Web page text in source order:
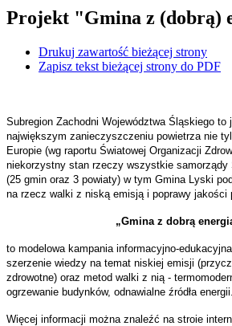
Projekt "Gmina z (dobrą)
Drukuj zawartość bieżącej strony
Zapisz tekst bieżącej strony do PDF
Subregion Zachodni Województwa Śląskiego to
największym zanieczyszczeniu powietrza nie
Europie (wg raportu Światowej Organizacji
niekorzystny stan rzeczy wszystkie samorządy
(25 gmin oraz 3 powiaty) w tym Gmina Lyski
na rzecz walki z niską emisją i poprawy jakości
„Gmina z dobrą
to modelowa kampania informacyjno-
szerzenie wiedzy na temat niskiej emisji
zdrowotne) oraz metod walki z nią -
ogrzewanie budynków, odnawialne źródła energii.
Więcej informacji można znaleźć na stroie